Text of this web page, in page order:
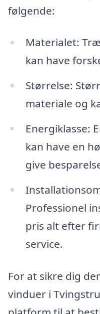
følgende:
Materialet:
kan have
Størrelse:
materiale og
Energiklasse:
kan have en
give
Professionel
pris alt efter
service.
For at sikre dig
vinduer i